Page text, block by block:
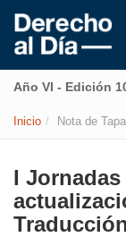
Año VI - Edición
Inicio Nota de Tapa
I